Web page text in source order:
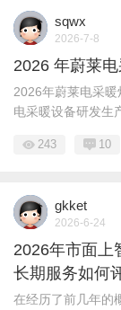
sqwx
2026-7-8
2026 年蔚莱
2026年蔚莱电采
电采暖设备研发生
243 10
gkket
2026-6-24
2026年市面上
长期服务如何
在经历了前几年的